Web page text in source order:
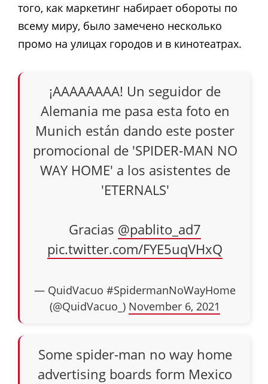
того, как маркетинг набирает обороты по
всему миру, было замечено несколько
промо на улицах городов и в кинотеатрах.
¡AAAAAAAA! Un seguidor de
Alemania me pasa esta foto en
Munich están dando este poster
promocional de 'SPIDER-MAN NO
WAY HOME' a los asistentes de
'ETERNALS'
Gracias @pablito_ad7
pic.twitter.com/FYE5uqVHxQ
— QuidVacuo #SpidermanNoWayHome
(@QuidVacuo_) November 6, 2021
Some spider-man no way home
advertising boards form Mexico